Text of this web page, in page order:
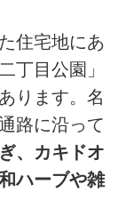
住宅地にあ
丁目公園」
ります。名
路に沿って
、カキドオ
ハーブや雑